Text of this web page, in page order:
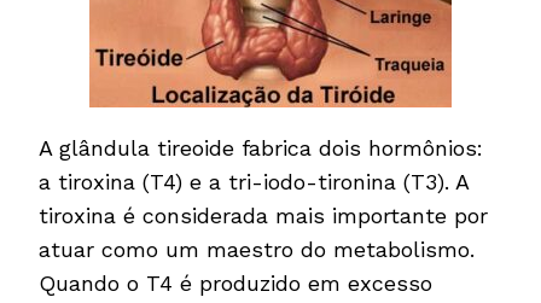
A glândula tireoide fabrica dois hormônios:
a tiroxina (T4) e a tri-iodo-tironina (T3). A
tiroxina é considerada mais importante por
atuar como um maestro do metabolismo.
Quando o T4 é produzido em excesso